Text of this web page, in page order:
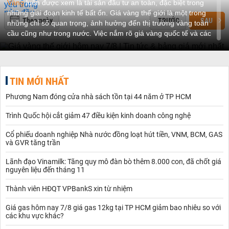
Theo ngày TRƯỚC SAU
Vàngluôn được xem là tài sản đầu tư an toàn, đặc biệt trong
những giai đoạn kinh tế bất ổn. Giá vàng thế giới là một trong
những chỉ số quan trọng, ảnh hưởng đến thị trường vàng toàn
cầu cũng như trong nước. Việc nắm rõ giá vàng quốc tế và các
yếu tố tác động sẽ giúp bạn đưa ra những quyết định đầu tư hiệu
bằng USD/ounce trên các sàn giao dịch quốc tế như New York,
London và Hong Kong. Để quy đổi sang đơn vị chỉ quen thuộc ở
Việt Nam, bạn cần biết rằng 1 ounce vàng tương đương với
khoảng 31,1035 gam. Trong đó, 1 chỉ vàng bằng 3,75 gam, nên
việc quy đổi giá vàng quốc tế sang giá vàng Việt Nam thường
phức tạp hơn một chút.
Cách tính giá vàng quốc tế sang Việt Nam
Để tính giá vàng thị trường thế giới theo đơn vị chỉ, bạn có thể áp
dụng công thức sau:
- Xác định giá vàng quốc tế (USD/ounce):
- Quy đổi trọng lượng:1 ounce = 31,1035 gam; 1 chỉ = 3,75
gam.
- Chuyển đổi sang VND:
Lấy giá vàng quốc tế (USD/ounce) chia
cho 31,1035 để tính giá 1 gam, sau đó nhân với 3,75 để ra giá 1
TIN MỚI NHẤT
Phương Nam đóng cửa nhà sách tồn tại 44 năm ở TP HCM
Trình Quốc hội cắt giảm 47 điều kiện kinh doanh công nghệ
Cổ phiếu doanh nghiệp Nhà nước đồng loạt hút tiền, VNM, BCM, GAS
và GVR tăng trần
Lãnh đạo Vinamilk: Tăng quy mô đàn bò thêm 8.000 con, đã chốt giá
nguyên liệu đến tháng 11
Thành viên HĐQT VPBankS xin từ nhiệm
Giá gas hôm nay 7/8 giá gas 12kg tại TP HCM giảm bao nhiêu so với
các khu vực khác?